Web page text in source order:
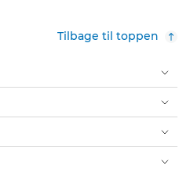
Tilbage til toppen